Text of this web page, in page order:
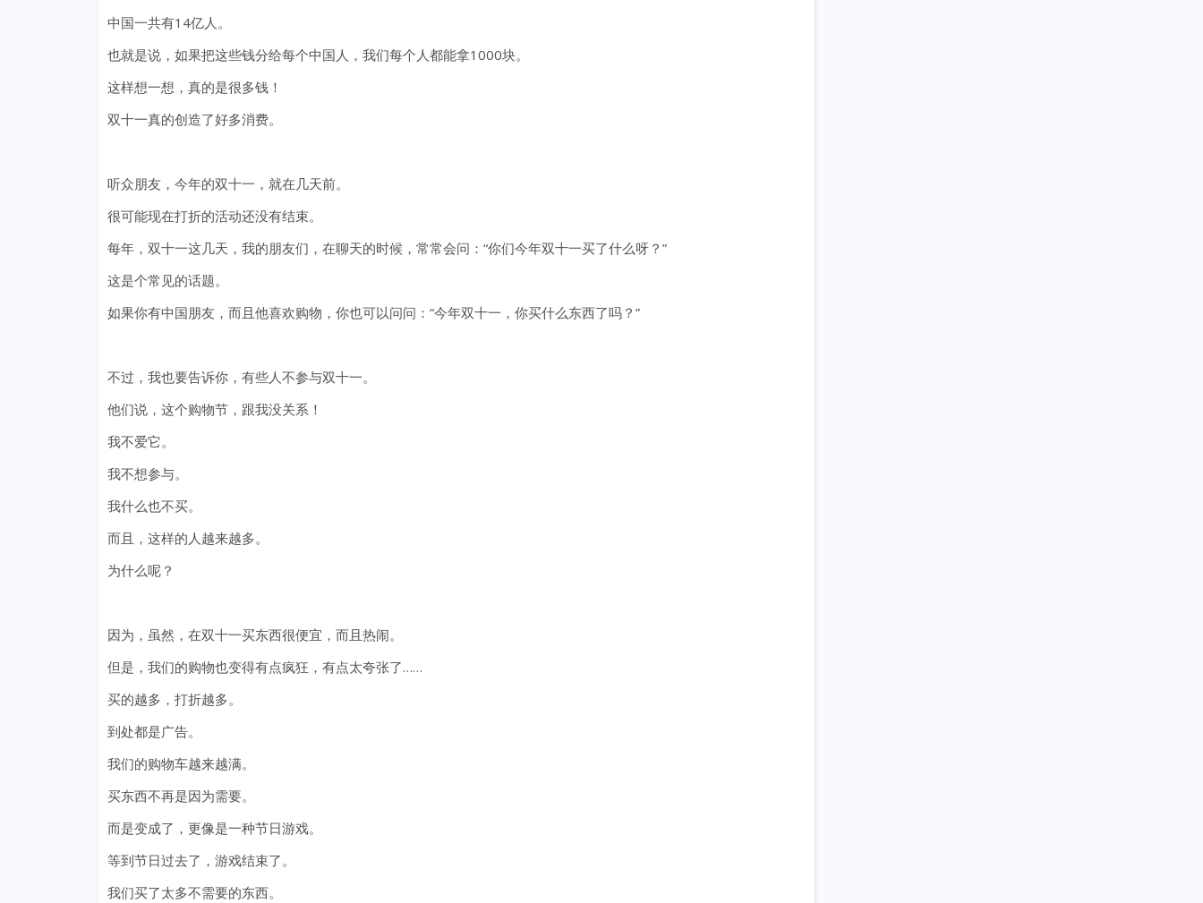
中国一共有14亿人。
也就是说，如果把这些钱分给每个中国人，我们每个人都能拿1000块。
这样想一想，真的是很多钱！
双十一真的创造了好多消费。
听众朋友，今年的双十一，就在几天前。
很可能现在打折的活动还没有结束。
每年，双十一这几天，我的朋友们，在聊天的时候，常常会问：“你们今年双十一买了什么呀？”
这是个常见的话题。
如果你有中国朋友，而且他喜欢购物，你也可以问问：“今年双十一，你买什么东西了吗？”
不过，我也要告诉你，有些人不参与双十一。
他们说，这个购物节，跟我没关系！
我不爱它。
我不想参与。
我什么也不买。
而且，这样的人越来越多。
为什么呢？
因为，虽然，在双十一买东西很便宜，而且热闹。
但是，我们的购物也变得有点疯狂，有点太夸张了……
买的越多，打折越多。
到处都是广告。
我们的购物车越来越满。
买东西不再是因为需要。
而是变成了，更像是一种节日游戏。
等到节日过去了，游戏结束了。
我们买了太多不需要的东西。